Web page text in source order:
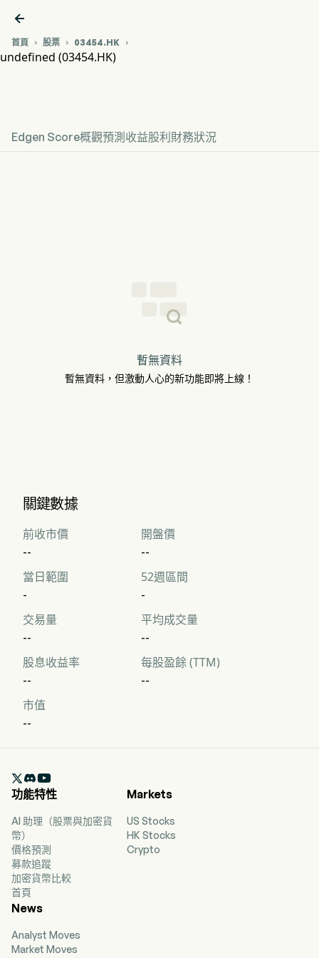

首頁  股票  03454.HK 
undefined (03454.HK)
Edgen Score概觀預測 收益股利 財務狀況
暫無資料
暫無資料，但激動人心的新功能即將上線！
關鍵數據
前收市價
--
開盤價
--
當日範圍
-
52週區間
-
交易量
--
平均成交量
--
股息收益率
--
每股盈餘 (TTM)
--
市值
--

功能特性
AI 助理（股票與加密貨
幣）
價格預測
募款追蹤
加密貨幣比較
首頁
Markets
US Stocks
HK Stocks
Crypto
News
Analyst Moves
Market Moves